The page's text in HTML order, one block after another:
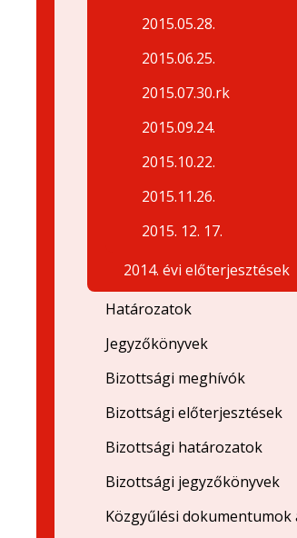
2015.05.28.
2015.06.25.
2015.07.30.rk
2015.09.24.
2015.10.22.
2015.11.26.
2015. 12. 17.
2014. évi előterjesztések
Határozatok
Jegyzőkönyvek
Bizottsági meghívók
Bizottsági előterjesztések
Bizottsági határozatok
Bizottsági jegyzőkönyvek
Közgyűlési dokumentumok